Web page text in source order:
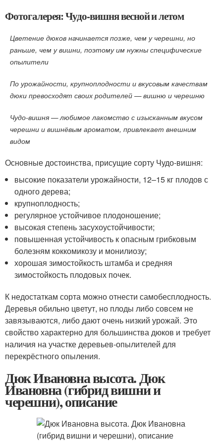
Фотогалерея: Чудо-вишня весной и летом
Цветение дюков начинается позже, чем у черешни, но
раньше, чем у вишни, поэтому им нужны специфические
опылители
По урожайности, крупноплодности и вкусовым качествам
дюки превосходят своих родителей — вишню и черешню
Чудо-вишня — любимое лакомство с изысканным вкусом
черешни и вишнёвым ароматом, привлекает внешним
видом
Основные достоинства, присущие сорту Чудо-вишня:
высокие показатели урожайности, 12–15 кг плодов с
одного дерева;
крупноплодность;
регулярное устойчивое плодоношение;
высокая степень засухоустойчивости;
повышенная устойчивость к опасным грибковым
болезням коккомикозу и монилиозу;
хорошая зимостойкость штамба и средняя
зимостойкость плодовых почек.
К недостаткам сорта можно отнести самобесплодность.
Деревья обильно цветут, но плоды либо совсем не
завязываются, либо дают очень низкий урожай. Это
свойство характерно для большинства дюков и требует
наличия на участке деревьев-опылителей для
перекрёстного опыления.
Дюк Ивановна высота. Дюк
Ивановна (гибрид вишни и
черешни), описание